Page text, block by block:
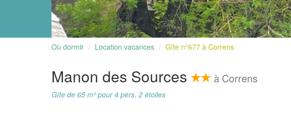
Où dormir Location vacances Gîte n°677 à Correns
Manon des Sources à Correns
Gîte de 65 m² pour 4 pers. 2 étoiles